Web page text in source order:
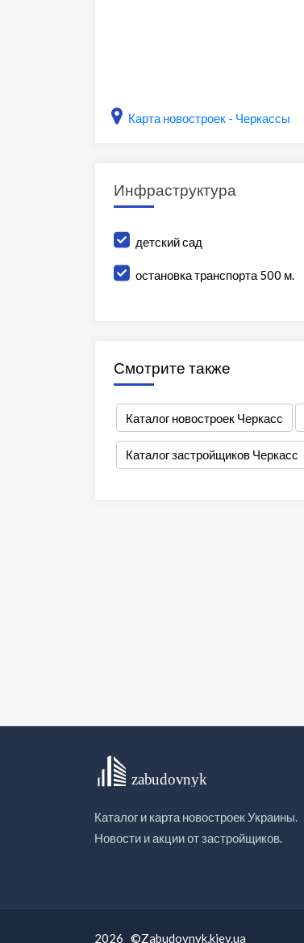
Карта новостроек - Черкассы
Инфраструктура
детский сад
остановка транспорта 500 м.
Смотрите также
Каталог новостроек Черкасс
Каталог застройщиков Черкасс
Каталог и карта новостроек Украины.
Новости и акции от застройщиков.
2026 ©Zabudovnyk.kiev.ua